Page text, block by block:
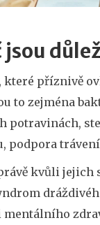
jsou
příznivě
to zejména
kvůli jejich